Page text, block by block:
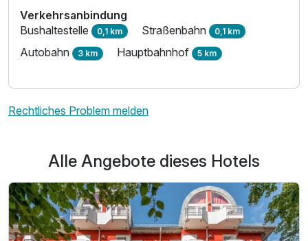
Ausstattung
Für 2 Tage
Dreibettzimmer
3 Erwachsene
Verkehrsanbindung
Bushaltestelle 0,1 km Straßenbahn 0,1 km
Autobahn 3 km Hauptbahnhof 5 km
Rechtliches Problem melden
Alle Angebote dieses Hotels